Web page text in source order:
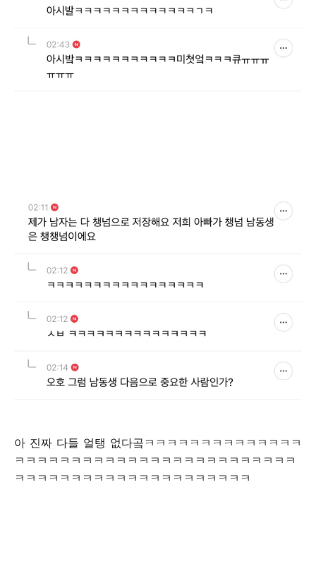
아 진짜 다들 얼탱 없다곸ㅋㅋㅋㅋㅋㅋㅋㅋㅋㅋㅋㅋㅋㅋ
ㅋㅋㅋㅋㅋㅋㅋㅋㅋㅋㅋㅋㅋㅋㅋㅋㅋㅋㅋㅋㅋㅋㅋㅋㅋ
ㅋㅋㅋㅋㅋㅋㅋㅋㅋㅋㅋㅋㅋㅋㅋㅋㅋㅋㅋㅋㅋ